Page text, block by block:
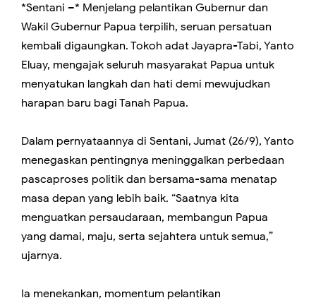
*Sentani –* Menjelang pelantikan Gubernur dan
Wakil Gubernur Papua terpilih, seruan persatuan
kembali digaungkan. Tokoh adat Jayapra-Tabi, Yanto
Eluay, mengajak seluruh masyarakat Papua untuk
menyatukan langkah dan hati demi mewujudkan
harapan baru bagi Tanah Papua.
Dalam pernyataannya di Sentani, Jumat (26/9), Yanto
menegaskan pentingnya meninggalkan perbedaan
pascaproses politik dan bersama-sama menatap
masa depan yang lebih baik. “Saatnya kita
menguatkan persaudaraan, membangun Papua
yang damai, maju, serta sejahtera untuk semua,”
ujarnya.
Ia menekankan, momentum pelantikan